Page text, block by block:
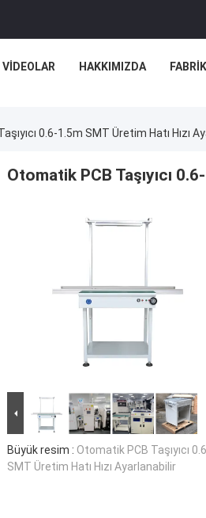
VIDEOLAR HAKKIMIZDA
0.6-1.5m SMT Üretim Hatı Hızı
Otomatik PCB Taşıyıcı
Büyük resim : Otomatik PCB Taşıyıcı
SMT Üretim Hatı Hızı Ayarlanabilir